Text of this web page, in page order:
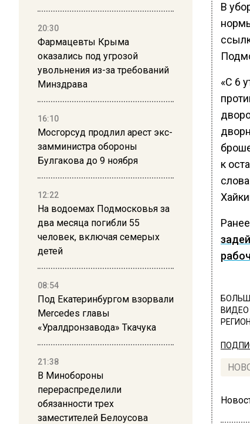
20:30
Фармацевты Крыма
оказались под угрозой
увольнения из-за требований
Минздрава
16:10
Мосгорсуд продлил арест экс-
замминистра обороны
Булгакова до 9 ноября
12:22
На водоемах Подмосковья за
два месяца погибли 55
человек, включая семерых
детей
08:54
Под Екатеринбургом взорвали
Mercedes главы
«Уралдронзавода» Ткачука
21:38
В Минобороны
перераспределили
обязанности трех
заместителей Белоусова
В
«С 6
к